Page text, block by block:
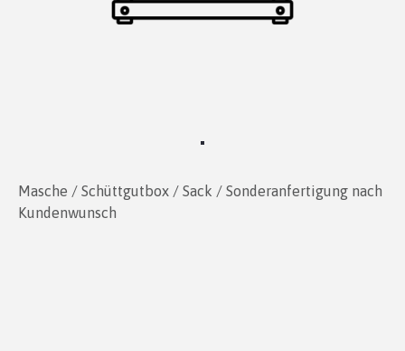
Masche / Schüttgutbox / Sack / Sonderanfertigung nach
Kundenwunsch